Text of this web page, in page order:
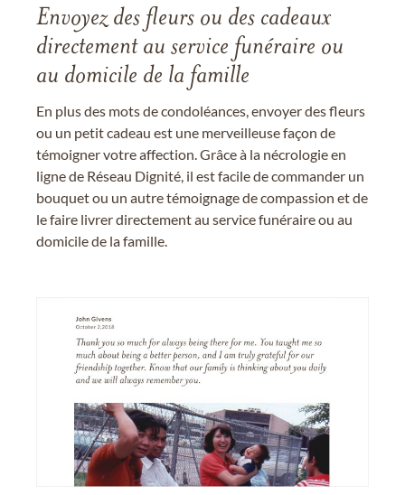
Envoyez des fleurs ou des cadeaux
directement au service funéraire ou
au domicile de la famille
En plus des mots de condoléances, envoyer des fleurs
ou un petit cadeau est une merveilleuse façon de
témoigner votre affection. Grâce à la nécrologie en
ligne de Réseau Dignité, il est facile de commander un
bouquet ou un autre témoignage de compassion et de
le faire livrer directement au service funéraire ou au
domicile de la famille.